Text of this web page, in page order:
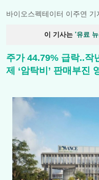
바이오스펙테이터 이주연 기
이 기사는 '유료
주가 44.79% 급락..작
제 ‘암탁비’ 판매부진